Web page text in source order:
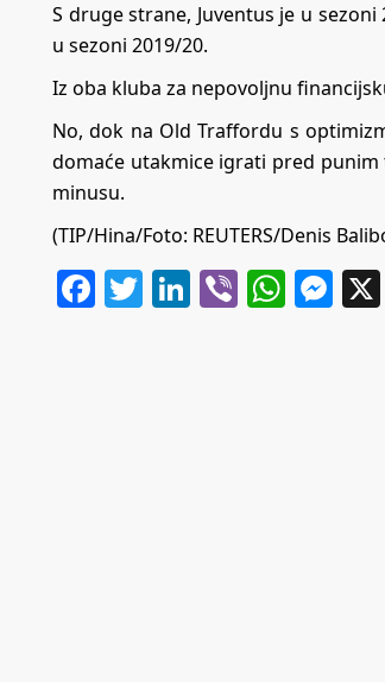
S druge strane, Juventus je u
u sezoni 2019/20.
Iz oba kluba za nepovoljnu
No, dok na Old Traffordu s
domaće utakmice igrati pred punim
minusu.
(TIP/Hina/Foto: REUTERS/Denis
Facebook
Twitter
LinkedIn
Viber